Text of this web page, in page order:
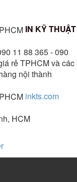
IN KỸ THUẬT
11 88 365 - 090
rẻ TPHCM và các
nội thành
inkts.com
HCM